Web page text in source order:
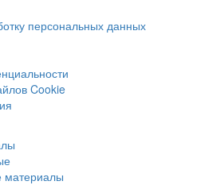
персональных данных
Cookie
материалы